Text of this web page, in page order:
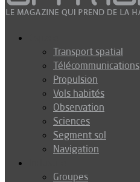
Transport spatial
Télécommunications
Propulsion
Vols habités
Observation
Sciences
Segment sol
Navigation
Groupes